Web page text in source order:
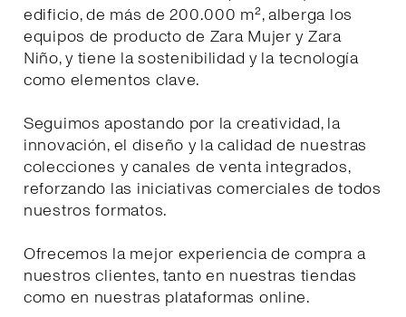
edificio, de más de 200.000 m², alberga los
equipos de producto de Zara Mujer y Zara
Niño, y tiene la sostenibilidad y la tecnología
como elementos clave.
Seguimos apostando por la creatividad, la
innovación, el diseño y la calidad de nuestras
colecciones y canales de venta integrados,
reforzando las iniciativas comerciales de todos
nuestros formatos.
Ofrecemos la mejor experiencia de compra a
nuestros clientes, tanto en nuestras tiendas
como en nuestras plataformas online.